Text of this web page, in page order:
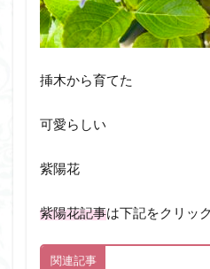
挿木から育てた
可愛らしい
紫陽花
紫陽花記事は下記をクリッ
関連記事